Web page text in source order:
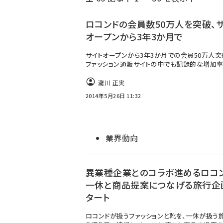
ず
ロコンドの会員数50万人を突破、
オープンから3年3か月で
サイトオープンから3年3か月での会員50万人突
ファッション通販サイトの中でも記録的な増加
瀧川 正実
2014年5月26日 11:32
業界動向
異業種企業とのコラボ進めるロコ
一休と商品提案につなげる旅行企
タート
ロコンドが扱うファッションと靴を、一休が扱う